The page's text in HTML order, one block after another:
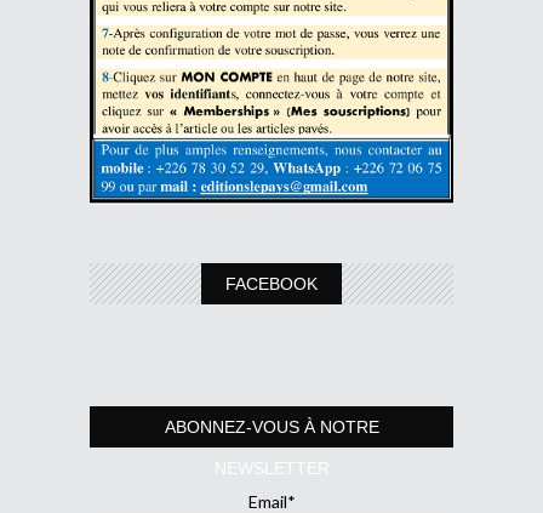
FACEBOOK
ABONNEZ-VOUS À NOTRE
NEWSLETTER
Email*